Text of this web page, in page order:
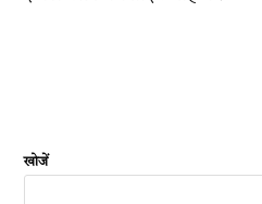
खोजें